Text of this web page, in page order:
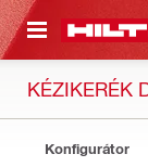
TARTALOMRA
KÉZIKERÉK
Konfigurátor